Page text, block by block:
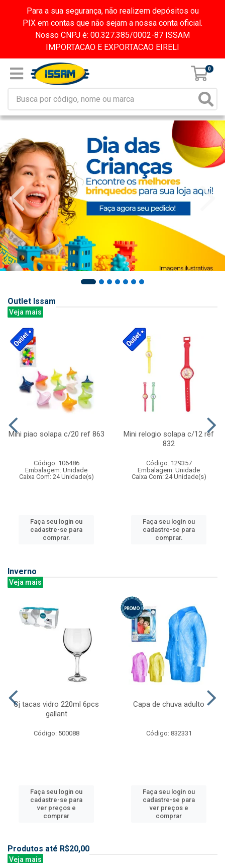
Para a sua segurança, não realizem depósitos ou
PIX em contas que não sejam a nossa conta oficial.
Nosso CNPJ é: 00.327.385/0002-87 ISSAM
IMPORTACAO E EXPORTACAO EIRELI
0
Outlet Issam
Veja mais
Mini piao solapa c/20 ref 863
Código: 106486
Embalagem: Unidade
Caixa Com: 24 Unidade(s)
Faça seu login ou
cadastre-se para
comprar.
Mini relogio solapa c/12 ref
832
Código: 129357
Embalagem: Unidade
Caixa Com: 24 Unidade(s)
Faça seu login ou
cadastre-se para
comprar.
Inverno
Veja mais
Cj tacas vidro 220ml 6pcs
gallant
Código: 500088
Faça seu login ou
cadastre-se para
ver preços e
comprar
Capa de chuva adulto
Código: 832331
Faça seu login ou
cadastre-se para
ver preços e
comprar
Produtos até R$20,00
Veja mais